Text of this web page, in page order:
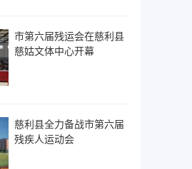
市第六届残运会在慈利县
慈姑文体中心开幕
慈利县全力备战市第六届
残疾人运动会